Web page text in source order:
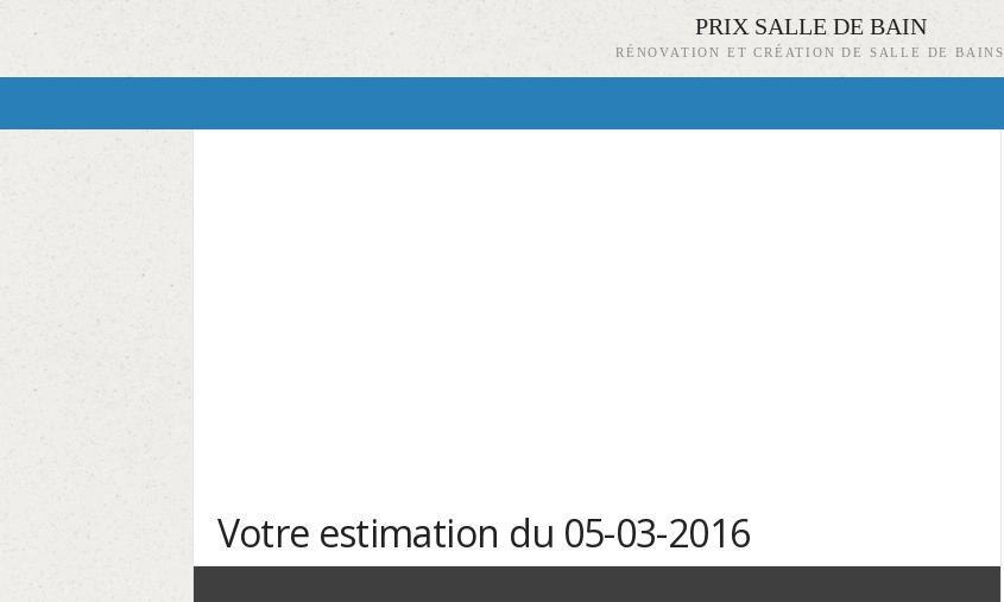
PRIX SALLE DE BAIN
RÉNOVATION ET CRÉATION DE SALLE DE BAINS
Votre estimation du 05-03-2016